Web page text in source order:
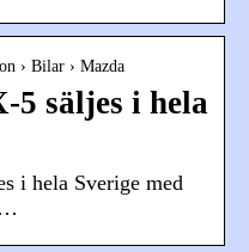
› Bilar › Mazda
5 säljes i hela
i hela Sverige med
…